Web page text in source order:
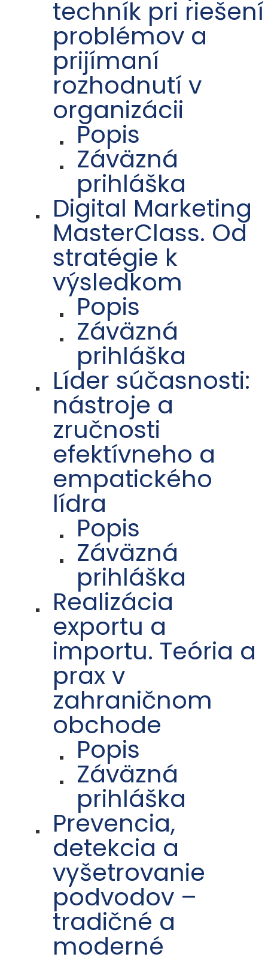
techník pri riešení
problémov a
prijímaní
rozhodnutí v
organizácii
Popis
Záväzná
prihláška
Digital Marketing
MasterClass. Od
stratégie k
výsledkom
Popis
Záväzná
prihláška
Líder súčasnosti:
nástroje a
zručnosti
efektívneho a
empatického
lídra
Popis
Záväzná
prihláška
Realizácia
exportu a
importu. Teória a
prax v
zahraničnom
obchode
Popis
Záväzná
prihláška
Prevencia,
detekcia a
vyšetrovanie
podvodov –
tradičné a
moderné